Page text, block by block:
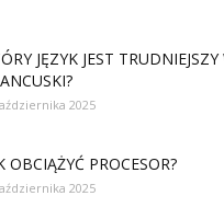
JĘZYK JEST
2025
OBCIĄŻYĆ PROCESOR?
2025